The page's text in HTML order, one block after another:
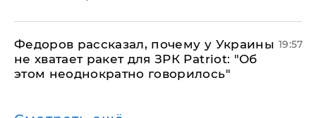
Федоров рассказал, почему у Украины
не хватает ракет для ЗРК Patriot: "Об
этом неоднократно говорилось"
19:57